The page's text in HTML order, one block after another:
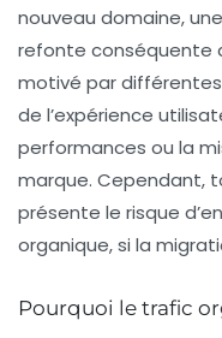
nouveau domaine,
refonte conséquente
motivé par
de l’expérience
performances ou la
marque. Cependant,
présente le risque
organique, si la
Pourquoi le trafic